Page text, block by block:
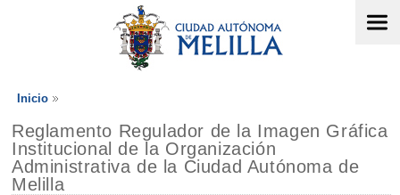
Inicio
Reglamento Regulador de la Imagen Gráfica
Institucional de la Organización
Administrativa de la Ciudad Autónoma de
Melilla